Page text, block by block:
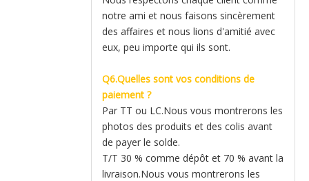
notre ami et nous faisons sincèrement
des affaires et nous lions d'amitié avec
eux, peu importe qui ils sont.
Q6.Quelles sont vos conditions de
paiement ?
Par TT ou LC.Nous vous montrerons les
photos des produits et des colis avant
de payer le solde.
T/T 30 % comme dépôt et 70 % avant la
livraison.Nous vous montrerons les